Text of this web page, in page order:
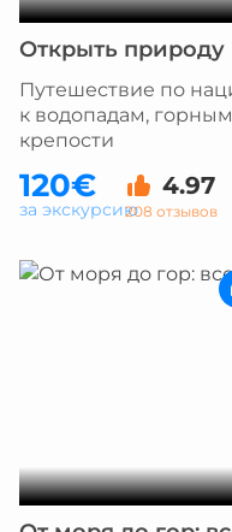
Открыть
Путешествие по
к водопадам,
крепости
120€ 4.97
208 отзывов
за экскурсию